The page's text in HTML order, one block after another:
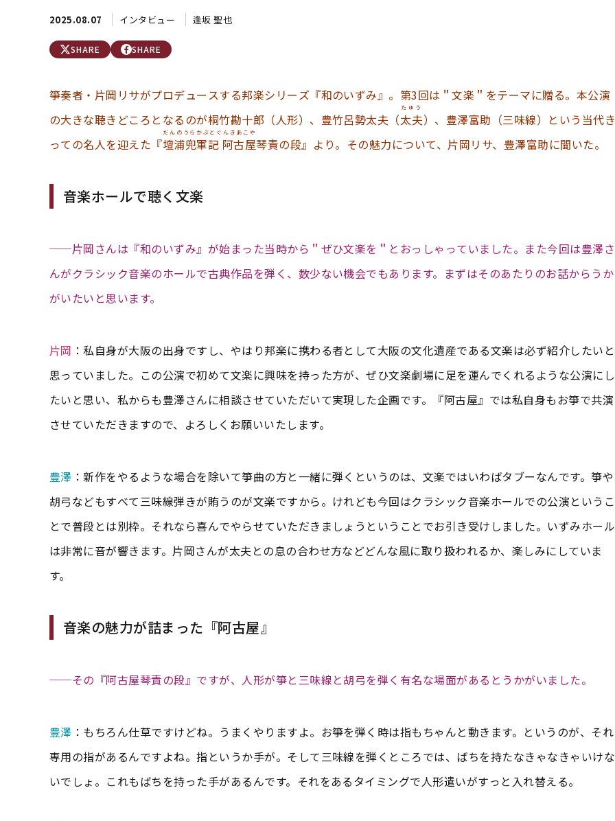
2025.08.07 インタビュー 逢坂 聖也
SHARE SHARE
箏奏者・片岡リサがプロデュースする邦楽シリーズ『和のいずみ』。第3回は＂文楽＂をテーマに贈る。本公演
の大きな聴きどころとなるのが桐竹勘十郎（人形）、豊竹呂勢太夫（太夫
たゆう
）、豊澤富助（三味線）という当代き
っての名人を迎えた『壇浦兜軍記 阿古屋
だんのうらかぶとぐんきあこや
琴責の段』より。その魅力について、片岡リサ、豊澤富助に聞いた。
音楽ホールで聴く文楽
──片岡さんは『和のいずみ』が始まった当時から＂ぜひ文楽を＂とおっしゃっていました。また今回は豊澤さ
んがクラシック音楽のホールで古典作品を弾く、数少ない機会でもあります。まずはそのあたりのお話からうか
がいたいと思います。
片岡 ：私自身が大阪の出身ですし、やはり邦楽に携わる者として大阪の文化遺産である文楽は必ず紹介したいと
思っていました。この公演で初めて文楽に興味を持った方が、ぜひ文楽劇場に足を運んでくれるような公演にし
たいと思い、私からも豊澤さんに相談させていただいて実現した企画です。『阿古屋』では私自身もお箏で共演
させていただきますので、よろしくお願いいたします。
豊澤 ：新作をやるような場合を除いて箏曲の方と一緒に弾くというのは、文楽ではいわばタブーなんです。箏や
胡弓などもすべて三味線弾きが賄うのが文楽ですから。けれども今回はクラシック音楽ホールでの公演というこ
とで普段とは別枠。それなら喜んでやらせていただきましょうということでお引き受けしました。いずみホール
は非常に音が響きます。片岡さんが太夫との息の合わせ方などどんな風に取り扱われるか、楽しみにしていま
す。
音楽の魅力が詰まった『阿古屋』
──その『阿古屋琴責の段』ですが、人形が箏と三味線と胡弓を弾く有名な場面があるとうかがいました。
豊澤 ：もちろん仕草ですけどね。うまくやりますよ。お箏を弾く時は指もちゃんと動きます。というのが、それ
専用の指があるんですよね。指というか手が。そして三味線を弾くところでは、ばちを持たなきゃなきゃいけな
いでしょ。これもばちを持った手があるんです。それをあるタイミングで人形遣いがすっと入れ替える。